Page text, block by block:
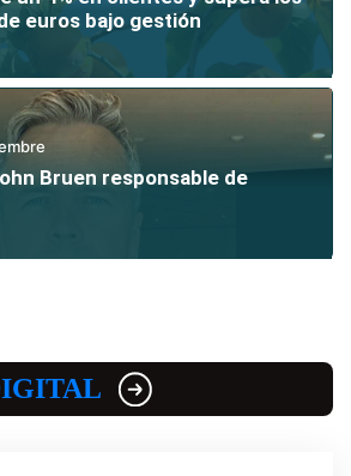
euros bajo gestión
Bruen responsable de